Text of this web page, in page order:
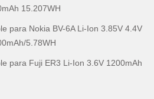
15.207WH
para Nokia BV-6A Li-Ion 3.85V 4.4V
5.78WH
para Fuji ER3 Li-Ion 3.6V 1200mAh